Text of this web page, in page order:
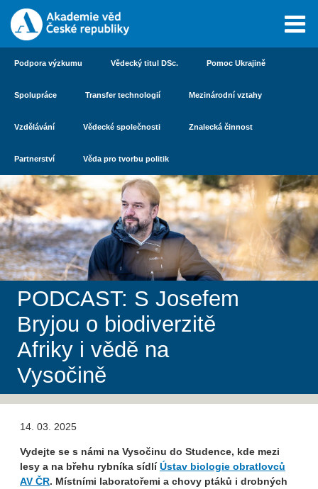
Podpora výzkumu Vědecký titul DSc. Pomoc Ukrajině
Spolupráce Transfer technologií Mezinárodní vztahy
Vzdělávání Vědecké společnosti Znalecká činnost
Partnerství Věda pro tvorbu politik
PODCAST: S Josefem
Bryjou o biodiverzitě
Afriky i vědě na
Vysočině
14. 03. 2025
Vydejte se s námi na Vysočinu do Studence, kde mezi
lesy a na břehu rybníka sídlíÚstav biologie obratlovců
AV ČR. Místními laboratořemi a chovy ptáků i drobných